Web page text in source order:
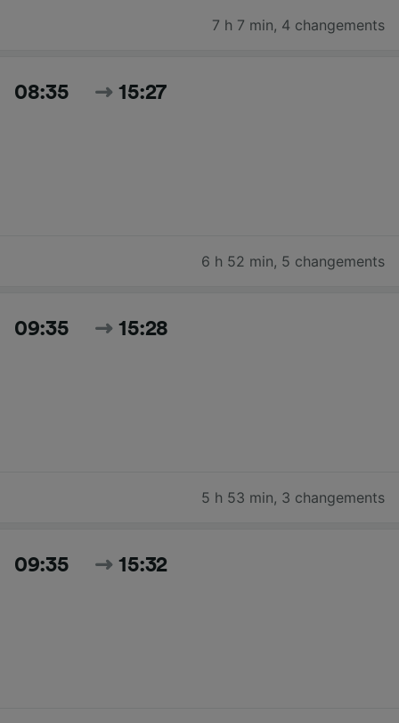
7 h 7 min, 4 changements
08:35 15:27
6 h 52 min, 5 changements
09:35 15:28
5 h 53 min, 3 changements
09:35 15:32